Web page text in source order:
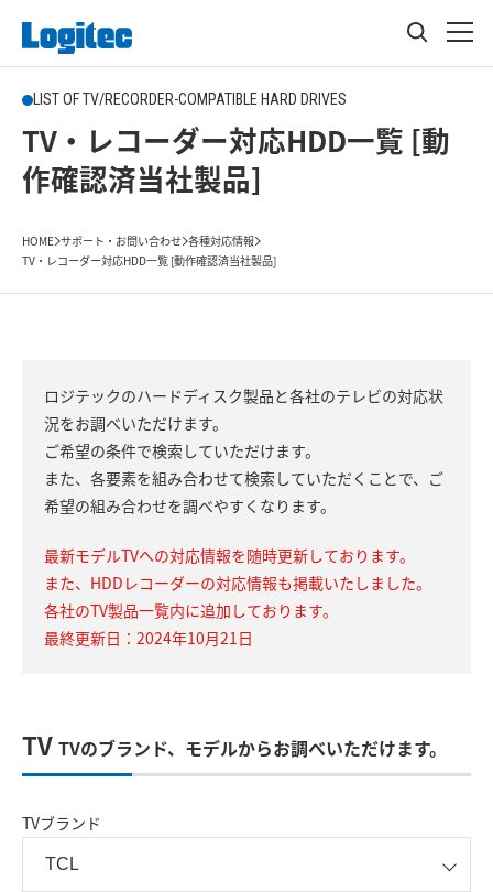
LIST OF TV/RECORDER-COMPATIBLE HARD DRIVES
TV・レコーダー対応HDD一覧 [動
作確認済当社製品]
HOME サポート・お問い合わせ 各種対応情報
TV・レコーダー対応HDD一覧 [動作確認済当社製品]
ロジテックのハードディスク製品と各社のテレビの対応状
況をお調べいただけます。
ご希望の条件で検索していただけます。
また、各要素を組み合わせて検索していただくことで、ご
希望の組み合わせを調べやすくなります。
最新モデルTVへの対応情報を随時更新しております。
また、HDDレコーダーの対応情報も掲載いたしました。
各社のTV製品一覧内に追加しております。
最終更新日：2024年10月21日
TV TVのブランド、モデルからお調べいただけます。
TVブランド